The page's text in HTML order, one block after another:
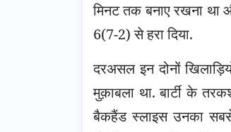
मिनट तक बनाए रखना था
6(7-2) से हरा दिया.
दरअसल इन दोनों
मुक़ाबला था. बार्टी के
बैकहैंड स्लाइस उनका